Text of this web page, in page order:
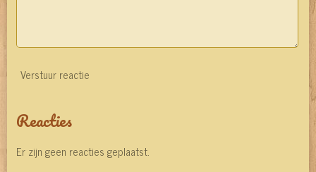
Verstuur reactie
Reacties
Er zijn geen reacties geplaatst.